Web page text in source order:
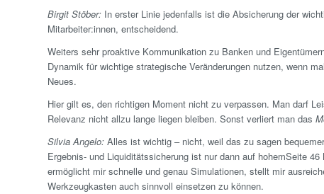
Birgit Stöber: In erster Linie jedenfalls ist die Absicherung der
Mitarbeiter:innen, entscheidend.
Weiters sehr proaktive Kommunikation zu Banken und
Dynamik für wichtige strategische Veränderungen nutzen, wenn
Neues.
Hier gilt es, den richtigen Moment nicht zu verpassen. Man darf
Relevanz nicht allzu lange liegen bleiben. Sonst verliert man das
Silvia Angelo: Alles ist wichtig – nicht, weil das zu sagen
Ergebnis- und Liquiditäts­sicherung ist nur dann auf hohemSeite
ermöglicht mir schnelle und genau Simulationen, stellt mir
Werkzeugkasten auch sinnvoll einsetzen zu können.